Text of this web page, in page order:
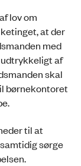
lov om
at der
med
udtrykkeligt af
skal
børnekontoret
til at
sørge